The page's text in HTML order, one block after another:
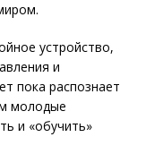
устройство,
и
пока распознает
молодые
и «обучить»